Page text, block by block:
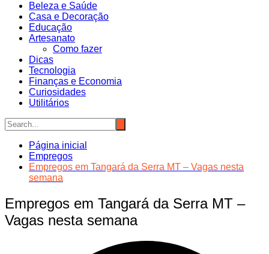
Beleza e Saúde
Casa e Decoração
Educação
Artesanato
Como fazer
Dicas
Tecnologia
Finanças e Economia
Curiosidades
Utilitários
Página inicial
Empregos
Empregos em Tangará da Serra MT – Vagas nesta
semana
Empregos em Tangará da Serra MT –
Vagas nesta semana